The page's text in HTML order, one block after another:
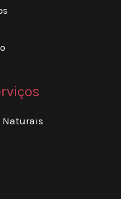
Naturais